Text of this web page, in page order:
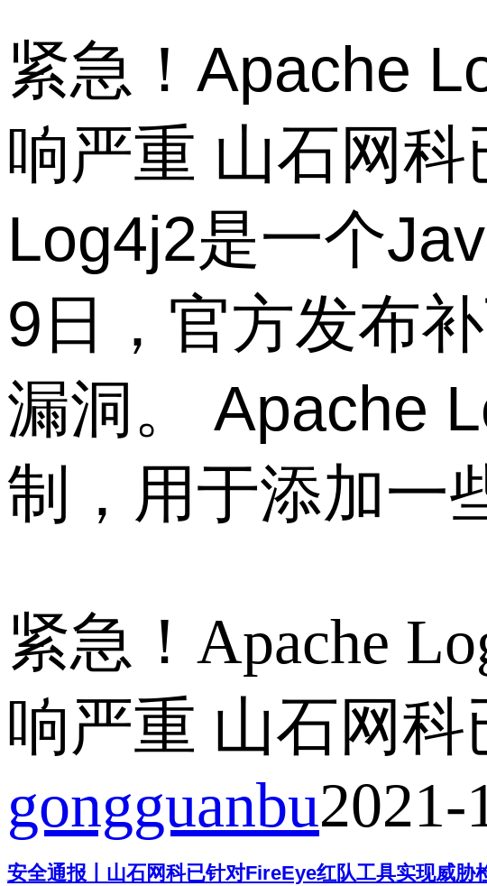
紧急！Apache
响严重 山石网
Log4j2是一个
9日，官方发布
漏洞。 Apache
制，用于添加一
紧急！Apache
响严重 山石网
gongguanbu2021-
安全通报丨山石网科已针对FireEye红队工具实现威胁